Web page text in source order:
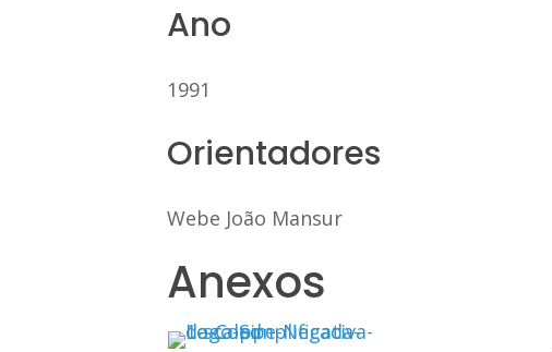
Ano
1991
Orientadores
Webe João Mansur
Anexos